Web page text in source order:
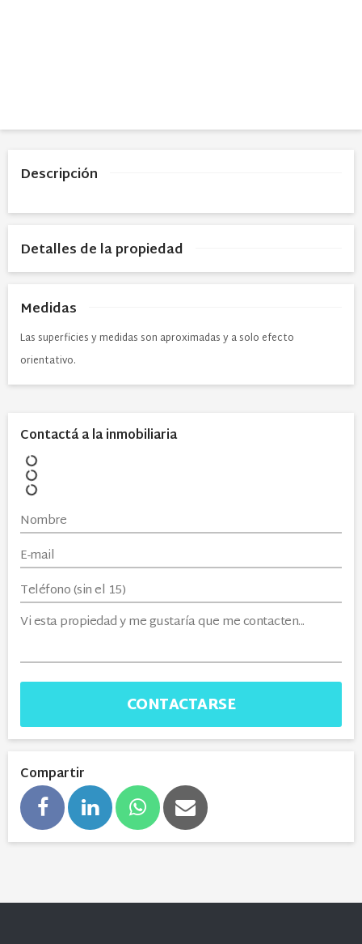
Descripción
Detalles de la propiedad
Medidas
Las superficies y medidas son aproximadas y a solo efecto
orientativo.
Contactá a la inmobiliaria
CONTACTARSE
Compartir